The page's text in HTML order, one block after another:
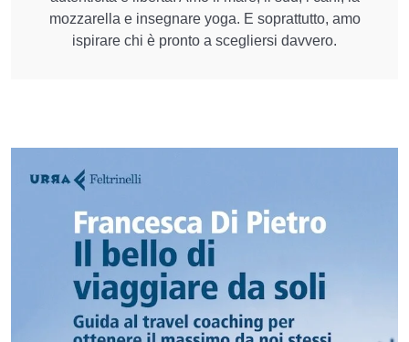
mozzarella e insegnare yoga. E soprattutto, amo
ispirare chi è pronto a scegliersi davvero.